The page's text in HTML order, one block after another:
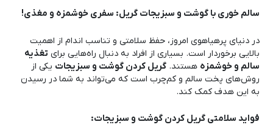
سالم خوری با گوشت و سبزیجات گریل: سفری خوشمزه و مغذی!
در دنیای پرهیاهوی امروز، حفظ سلامتی و تناسب اندام از اهمیت
بالایی برخوردار است. بسیاری از افراد به دنبال راه‌هایی برای تغذیه
سالم و خوشمزه هستند.گریل کردن گوشت و سبزیجات یکی از
روش‌های پخت سالم و کم‌چرب است که می‌تواند به شما در رسیدن
به این هدف کمک کند.
فواید سلامتی گریل کردن گوشت و سبزیجات: